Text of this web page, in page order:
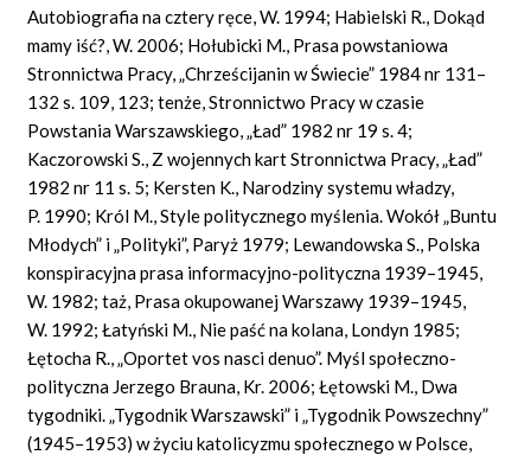
Autobiografia na cztery ręce, W. 1994; Habielski R., Dokąd
mamy iść?, W. 2006; Hołubicki M., Prasa powstaniowa
Stronnictwa Pracy, „Chrześcijanin w Świecie” 1984 nr 131–
132 s. 109, 123; tenże, Stronnictwo Pracy w czasie
Powstania Warszawskiego, „Ład” 1982 nr 19 s. 4;
Kaczorowski S., Z wojennych kart Stronnictwa Pracy, „Ład”
1982 nr 11 s. 5; Kersten K., Narodziny systemu władzy,
P. 1990; Król M., Style politycznego myślenia. Wokół „Buntu
Młodych” i „Polityki”, Paryż 1979; Lewandowska S., Polska
konspiracyjna prasa informacyjno-polityczna 1939–1945,
W. 1982; taż, Prasa okupowanej Warszawy 1939–1945,
W. 1992; Łatyński M., Nie paść na kolana, Londyn 1985;
Łętocha R., „Oportet vos nasci denuo”. Myśl społeczno-
polityczna Jerzego Brauna, Kr. 2006; Łętowski M., Dwa
tygodniki. „Tygodnik Warszawski” i „Tygodnik Powszechny”
(1945–1953) w życiu katolicyzmu społecznego w Polsce,